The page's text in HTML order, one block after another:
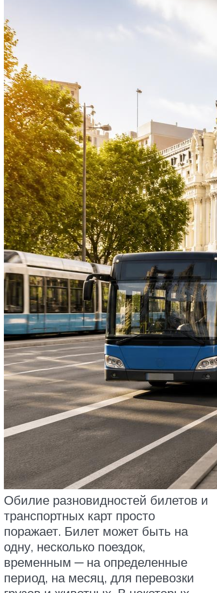
Обилие разновидностей билетов и
транспортных карт просто
поражает. Билет может быть на
одну, несколько поездок,
временным ─ на определенные
период, на месяц, для перевозки